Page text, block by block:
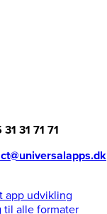
31 31 71 71
app udvikling
til alle formater